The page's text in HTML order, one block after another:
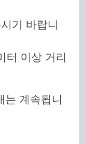
기 바랍니
터 이상 거리
는 계속됩니